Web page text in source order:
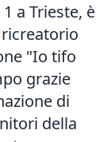
a Trieste, è
"Io tifo
grazie
di
della